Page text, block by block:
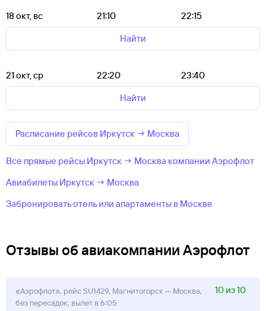
18 окт, вс 21:10
22:15
Найти
21 окт, ср 22:20
23:40
Найти
Расписание рейсов Иркутск → Москва
Все прямые рейсы Иркутск → Москва компании Аэрофлот
Авиабилеты Иркутск → Москва
Забронировать отель или апартаменты в Москве
Отзывы об авиакомпании Аэрофлот
«Аэрофлот», рейс SU1429, Магнитогорск — Москва,
без пересадок, вылет в 6:05
10 из 10